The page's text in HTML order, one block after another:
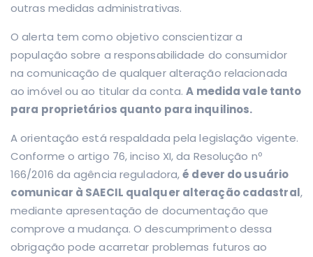
outras medidas administrativas.
O alerta tem como objetivo conscientizar a
população sobre a responsabilidade do consumidor
na comunicação de qualquer alteração relacionada
ao imóvel ou ao titular da conta.A medida vale tanto
para proprietários quanto para inquilinos.
A orientação está respaldada pela legislação vigente.
Conforme o artigo 76, inciso XI, da Resolução nº
166/2016 da agência reguladora,é dever do usuário
comunicar à SAECIL qualquer alteração cadastral,
mediante apresentação de documentação que
comprove a mudança. O descumprimento dessa
obrigação pode acarretar problemas futuros ao